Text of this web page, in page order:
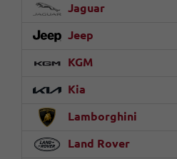
Jaguar
Jeep
KGM
Kia
Lamborghini
Land Rover